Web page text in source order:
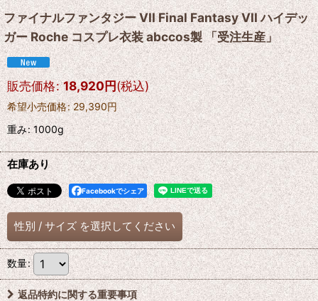
ファイナルファンタジー VII Final Fantasy VII ハイデッ
ガー Roche コスプレ衣装 abccos製 「受注生産」
販売価格: 18,920円(税込)
希望小売価格: 29,390円
重み:1000g
在庫あり
Facebookでシェア
性別 / サイズ を選択してください
数量:
返品特約に関する重要事項